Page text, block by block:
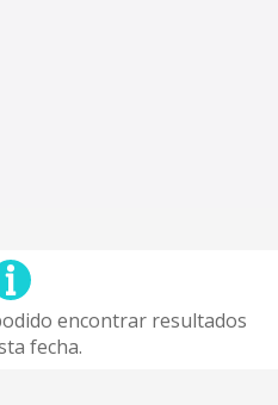
encontrar resultados
fecha.